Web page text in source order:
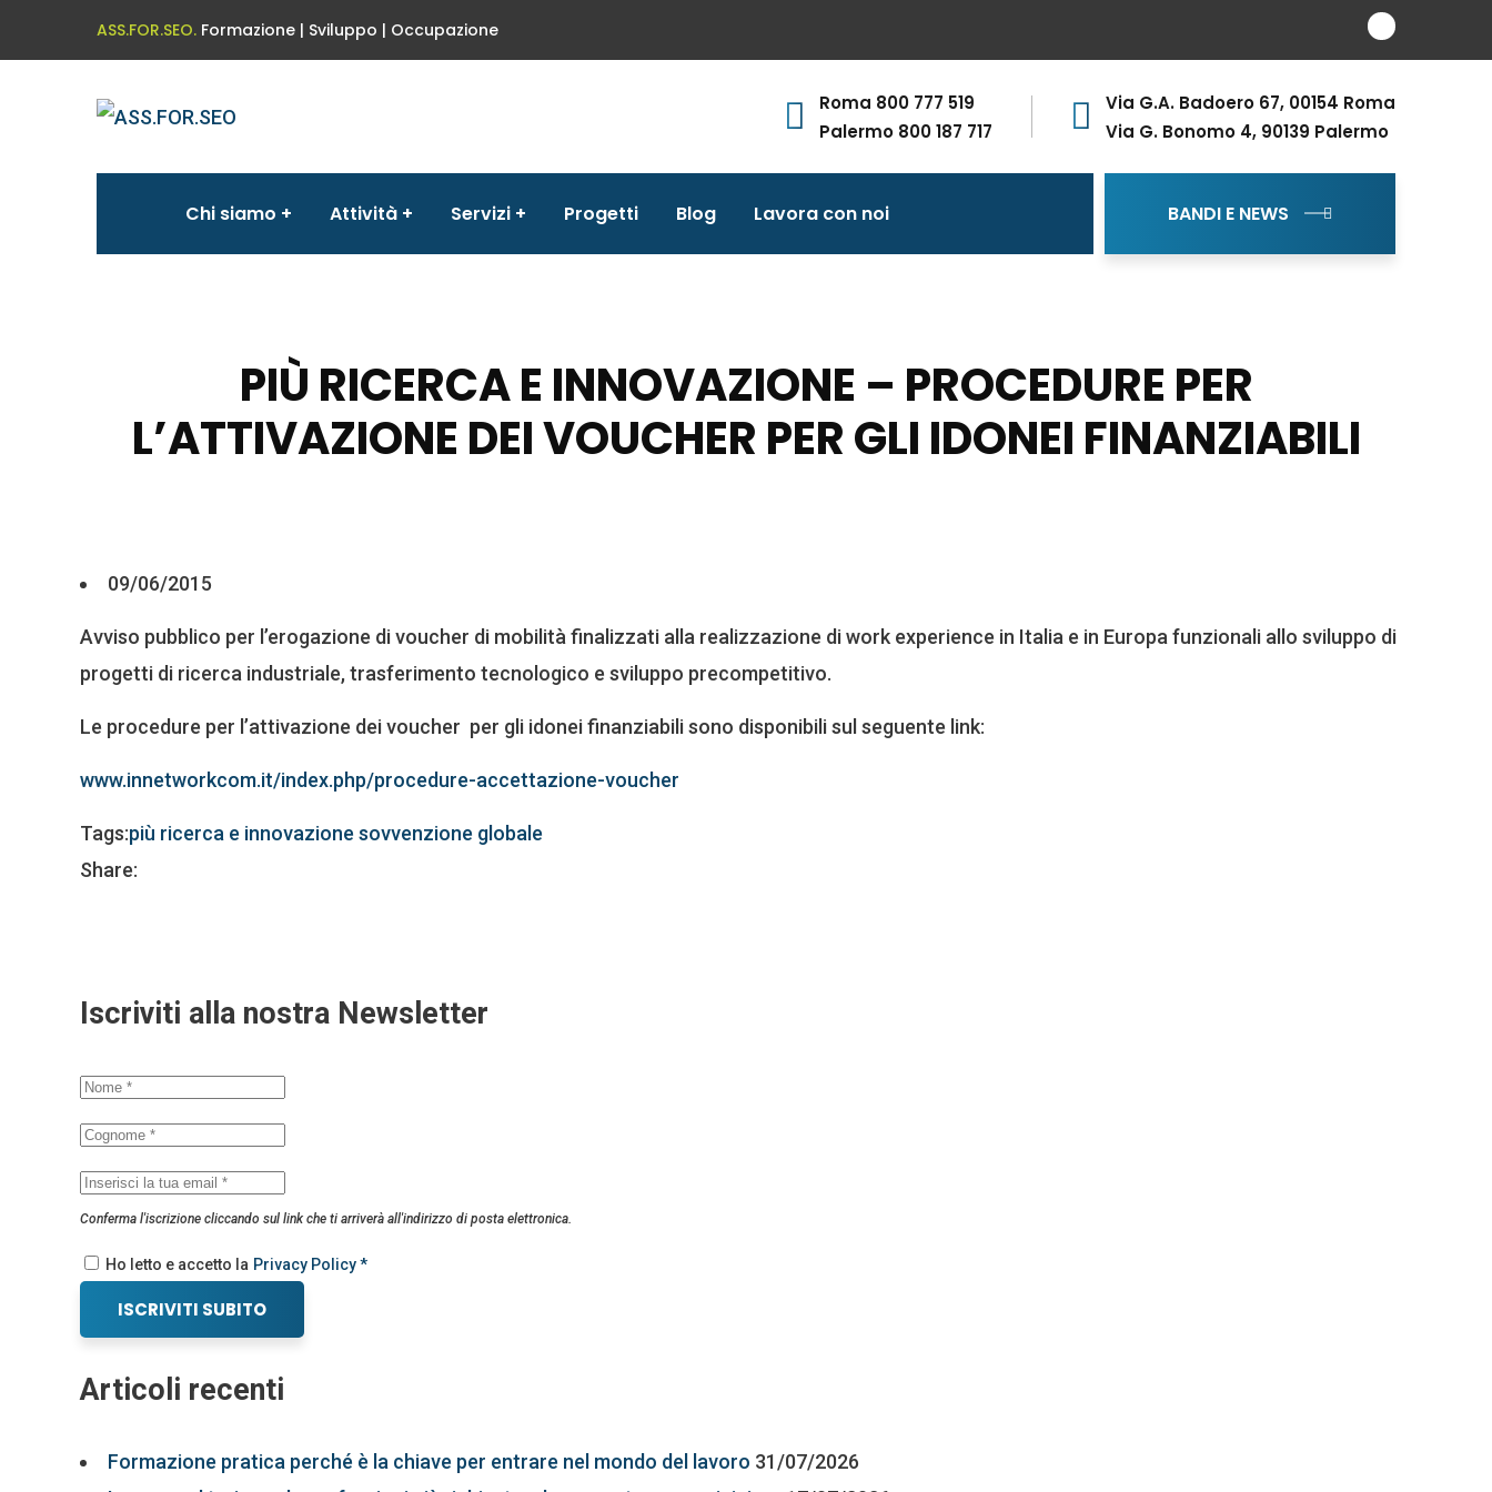
ASS.FOR.SEO. Formazione | Sviluppo | Occupazione
Roma 800 777 519
Palermo 800 187 717
Via G.A. Badoero 67, 00154 Roma
Via G. Bonomo 4, 90139 Palermo
Chi siamo Attività Servizi Progetti Blog Lavora con noi BANDI E NEWS
PIÙ RICERCA E INNOVAZIONE – PROCEDURE PER
L’ATTIVAZIONE DEI VOUCHER PER GLI IDONEI FINANZIABILI
09/06/2015
Avviso pubblico per l’erogazione di voucher di mobilità finalizzati alla realizzazione di work experience in Italia e in Europa funzionali allo sviluppo di
progetti di ricerca industriale, trasferimento tecnologico e sviluppo precompetitivo.
Le procedure per l’attivazione dei voucher per gli idonei finanziabili sono disponibili sul seguente link:
www.innetworkcom.it/index.php/procedure-accettazione-voucher
Tags:più ricerca e innovazione sovvenzione globale
Share:
Iscriviti alla nostra Newsletter
Conferma l'iscrizione cliccando sul link che ti arriverà all'indirizzo di posta elettronica.
Ho letto e accetto la Privacy Policy *
ISCRIVITI SUBITO
Articoli recenti
Formazione pratica perché è la chiave per entrare nel mondo del lavoro 31/07/2026